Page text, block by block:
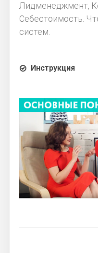
Лидменеджмент,
Себестоимость.
систем.
Инструкция